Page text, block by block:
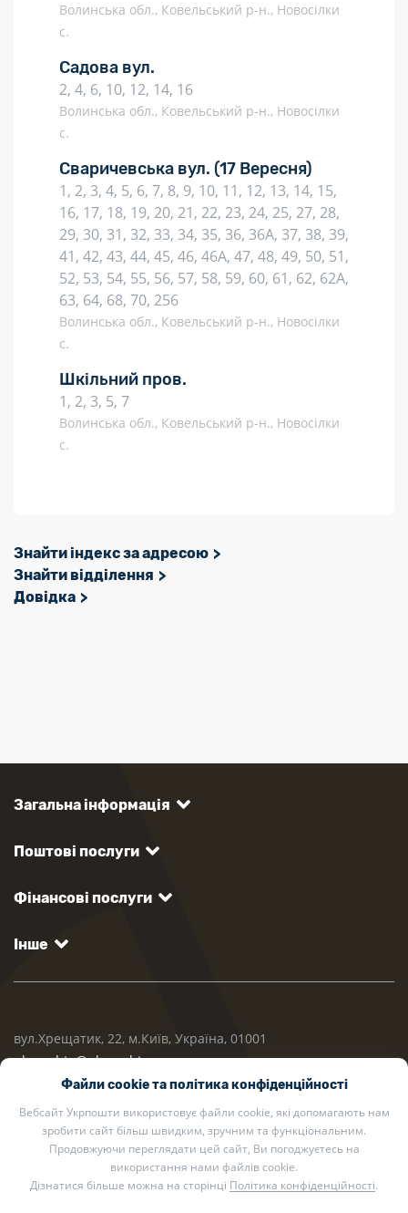
Волинська обл., Ковельський р-н., Новосілки
с.
Садова вул.
2, 4, 6, 10, 12, 14, 16
Волинська обл., Ковельський р-н., Новосілки
с.
Сваричевська вул. (17 Вересня)
1, 2, 3, 4, 5, 6, 7, 8, 9, 10, 11, 12, 13, 14, 15,
16, 17, 18, 19, 20, 21, 22, 23, 24, 25, 27, 28,
29, 30, 31, 32, 33, 34, 35, 36, 36А, 37, 38, 39,
41, 42, 43, 44, 45, 46, 46А, 47, 48, 49, 50, 51,
52, 53, 54, 55, 56, 57, 58, 59, 60, 61, 62, 62А,
63, 64, 68, 70, 256
Волинська обл., Ковельський р-н., Новосілки
с.
Шкільний пров.
1, 2, 3, 5, 7
Волинська обл., Ковельський р-н., Новосілки
с.
Знайти індекс за адресою
Знайти відділення
Довідка
Загальна інформація
Поштові послуги
Фінансові послуги
Інше
вул.Хрещатик, 22, м.Київ, Україна, 01001
ukrposhta@ukrposhta.ua
Файли cookie та політика конфіденційності
Вебсайт Укрпошти використовує файли cookie, які допомагають нам
зробити сайт більш швидким, зручним та функціональним.
Продовжуючи переглядати цей сайт, Ви погоджуєтесь на
використання нами файлів cookie.
Дізнатися більше можна на сторінці Політика конфіденційності.